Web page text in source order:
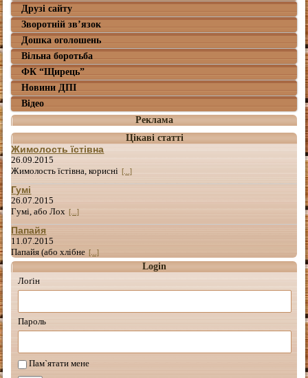
Друзі сайту
Зворотній зв’язок
Дошка оголошень
Вільна боротьба
ФК “Щирець”
Новини ДПІ
Відео
Реклама
Цікаві статті
Жимолость їстівна
26.09.2015
Жимолость їстівна, корисні [...]
Гумі
26.07.2015
Гумі, або Лох [...]
Папайя
11.07.2015
Папайя (або хлібне [...]
Login
Лоґін
Пароль
Пам`ятати мене